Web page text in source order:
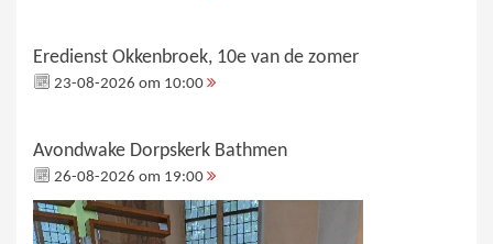
Eredienst Okkenbroek, 10e van de zomer
23-08-2026 om 10:00
Avondwake Dorpskerk Bathmen
26-08-2026 om 19:00